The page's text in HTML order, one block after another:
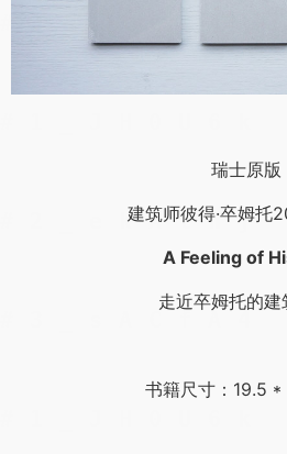
瑞士原版
建筑师彼得·卒姆托
A Feeling of
走近卒姆托的建
书籍尺寸：19.5 *